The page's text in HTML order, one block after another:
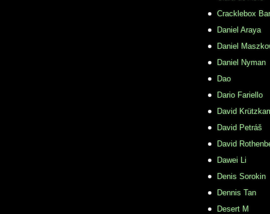
Cracklebox
Daniel Araya
Daniel
Daniel Nyman
Dao
Dario Fariello
David
David Petráš
David
Dawei Li
Denis Sorokin
Dennis Tan
Desert M